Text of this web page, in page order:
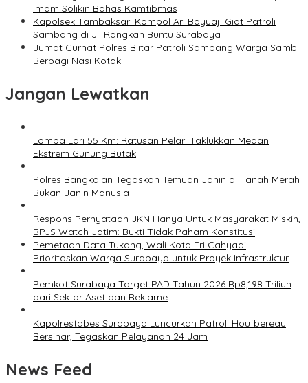
Imam Solikin Bahas Kamtibmas
Kapolsek Tambaksari Kompol Ari Bayuaji Giat Patroli
Sambang di Jl. Rangkah Buntu Surabaya
Jumat Curhat Polres Blitar Patroli Sambang Warga Sambil
Berbagi Nasi Kotak
Jangan Lewatkan
Lomba Lari 55 Km: Ratusan Pelari Taklukkan Medan
Ekstrem Gunung Butak
Polres Bangkalan Tegaskan Temuan Janin di Tanah Merah
Bukan Janin Manusia
Respons Pernyataan JKN Hanya Untuk Masyarakat Miskin,
BPJS Watch Jatim: Bukti Tidak Paham Konstitusi
Pemetaan Data Tukang, Wali Kota Eri Cahyadi
Prioritaskan Warga Surabaya untuk Proyek Infrastruktur
Pemkot Surabaya Target PAD Tahun 2026 Rp8,198 Triliun
dari Sektor Aset dan Reklame
Kapolrestabes Surabaya Luncurkan Patroli Houfbereau
Bersinar, Tegaskan Pelayanan 24 Jam
News Feed